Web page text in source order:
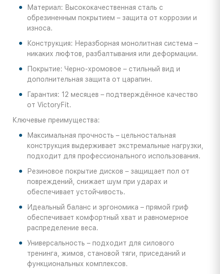
Материал: Высококачественная сталь с
обрезиненным покрытием – защита от коррозии и
износа.
Конструкция: Неразборная монолитная система –
никаких люфтов, разбалтывания или деформации.
Покрытие: Черно-хромовое – стильный вид и
дополнительная защита от царапин.
Гарантия: 12 месяцев – подтверждённое качество
от VictoryFit.
Ключевые преимущества:
Максимальная прочность – цельностальная
конструкция выдерживает экстремальные нагрузки,
подходит для профессионального использования.
Резиновое покрытие дисков – защищает пол от
повреждений, снижает шум при ударах и
обеспечивает устойчивость.
Идеальный баланс и эргономика – прямой гриф
обеспечивает комфортный хват и равномерное
распределение веса.
Универсальность – подходит для силового
тренинга, жимов, становой тяги, приседаний и
функциональных комплексов.